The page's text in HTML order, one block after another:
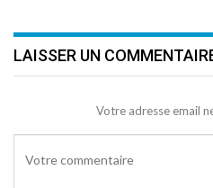
LAISSER UN
Votre adresse email